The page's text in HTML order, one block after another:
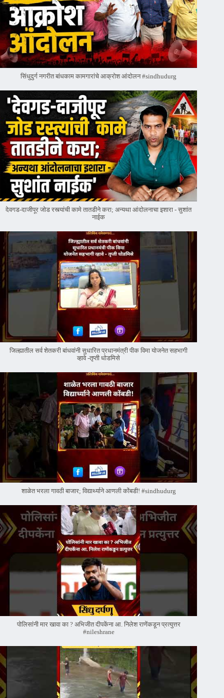
सिंधुदुर्ग नगरीत बांधकाम कामगारांचे आक्रोश आंदोलन #sindhudurg
देवगड-दाजीपूर जोड रस्त्यांची कामे तातडीने करा; अन्यथा आंदोलनाचा इशारा - सुशांत
नाईक
जिल्ह्यातील सर्व शेतकरी बांधवांनी सुधारित प्रधानमंत्री पीक विमा योजनेत सहभागी
व्हावे -तृप्ती धोडमिसे
शाळेत भरला गावठी बाजार; विद्यार्थ्याने आणली कोंबडी! #sindhudurg
पोलिसांनी मार खावा का ? अभिजीत दीपकेंना आ. निलेश राणेंकडून प्रत्युत्तर
#nileshrane